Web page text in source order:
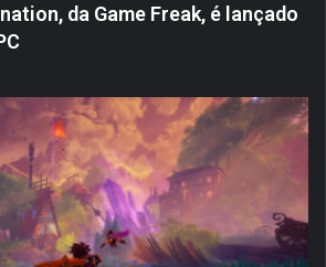
da Game Freak, é lançado